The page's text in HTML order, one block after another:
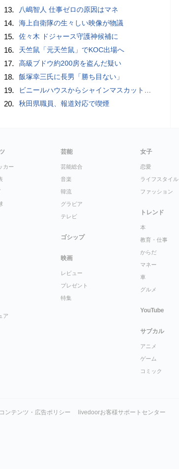
13. 八嶋智人 仕事ゼロの原因はマネ
14. 海上自衛隊の生々しい映像が物議
15. 佐々木 ドジャース守護神候補に
16. 天竺鼠「元天竺鼠」でKOC出場へ
17. 高級ブドウ約200房を盗んだ疑い
18. 飯塚幸三氏に長男「勝ち目ない」
19. ビニールハウスからシャインマスカット約200房を盗んだ疑い ネットで販売か 無職の男（42）逮捕 岡山県警
20. 秋田県職員、報道対応で喫煙
カー
ア
芸能
芸能総合
音楽
韓流
グラビア
テレビ
ゴシップ
映画
レビュー
プレゼント
特集
女子
恋愛
ライフスタイル
ファッション
トレンド
本
教育・仕事
からだ
マネー
車
グルメ
YouTube
サブカル
アニメ
ゲーム
コミック
コンテンツ・広告ポリシー livedoorお客様サポートセンター